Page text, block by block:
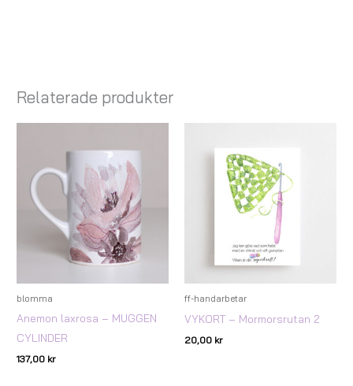
Relaterade produkter
blomma
Anemon laxrosa – MUGGEN
CYLINDER
137,00 kr
ff-handarbetar
VYKORT – Mormorsrutan 2
20,00 kr